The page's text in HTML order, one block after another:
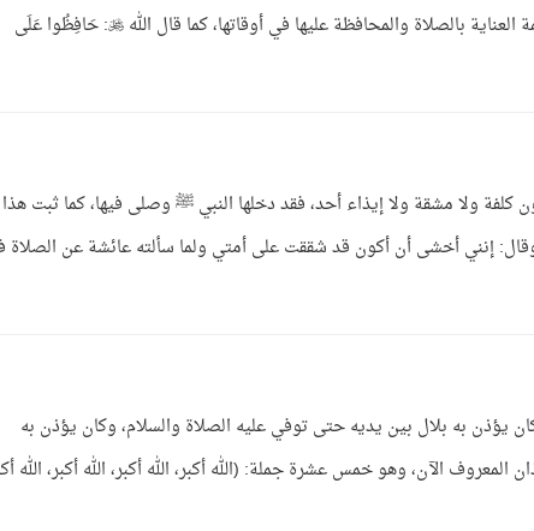
الشهادتين. فالواجب على كل مسلم، وعلى كل مسلمة العناية بالصلاة والمحافظة عليها في أوقاتها، كما قال الله : حَافِظُوا عَلَى
ولا مشقة ولا إيذاء أحد، فقد دخلها النبي ﷺ وصلى فيها، كما ثبت
إنني أخشى أن أكون قد شققت على أمتي ولما سألته عائشة عن الصلاة
يؤذن به بلال بين يديه حتى توفي عليه الصلاة والسلام، وكان يؤذن به
الآن، وهو خمس عشرة جملة: (الله أكبر، الله أكبر، الله أكبر، الله